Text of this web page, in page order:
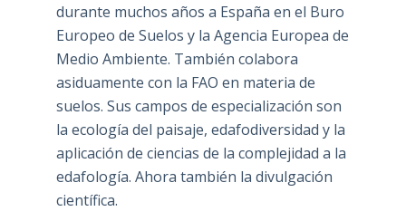
durante muchos años a España en el Buro
Europeo de Suelos y la Agencia Europea de
Medio Ambiente. También colabora
asiduamente con la FAO en materia de
suelos. Sus campos de especialización son
la ecología del paisaje, edafodiversidad y la
aplicación de ciencias de la complejidad a la
edafología. Ahora también la divulgación
científica.